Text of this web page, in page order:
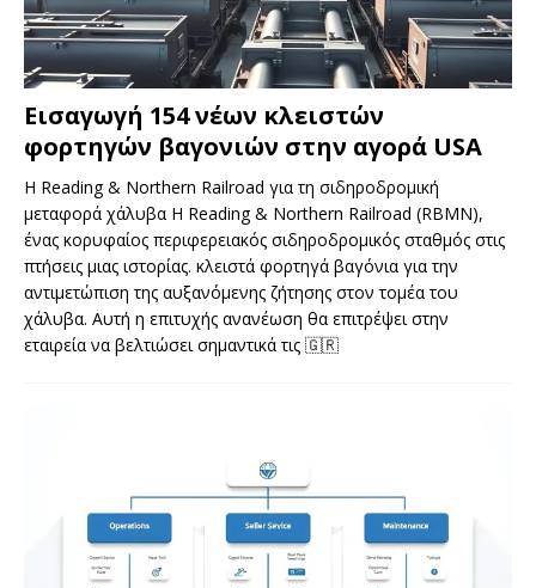
Εισαγωγή 154 νέων κλειστών
φορτηγών βαγονιών στην αγορά USA
Η Reading & Northern Railroad για τη σιδηροδρομική
μεταφορά χάλυβα Η Reading & Northern Railroad (RBMN),
ένας κορυφαίος περιφερειακός σιδηροδρομικός σταθμός στις
πτήσεις μιας ιστορίας. κλειστά φορτηγά βαγόνια για την
αντιμετώπιση της αυξανόμενης ζήτησης στον τομέα του
χάλυβα. Αυτή η επιτυχής ανανέωση θα επιτρέψει στην
εταιρεία να βελτιώσει σημαντικά τις 🇬🇷